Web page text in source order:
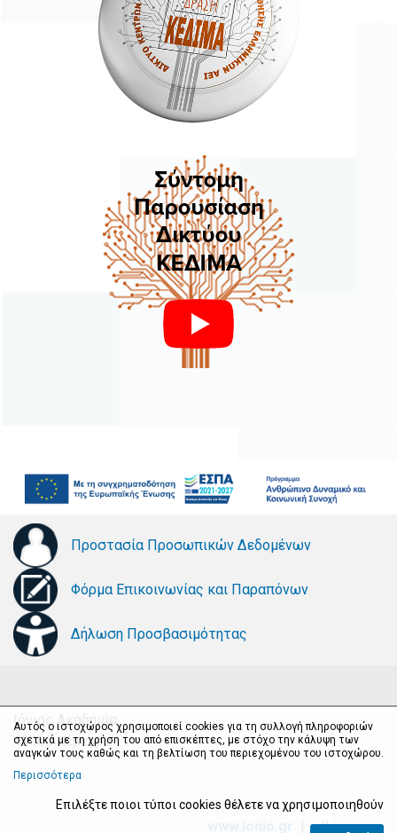
Προστασία Προσωπικών Δεδομένων
Φόρμα Επικοινωνίας και Παραπόνων
Δήλωση Προσβασιμότητας
Ιόνιος Ακαδημία
49100 Κέρκυρα
|ctl.ionio.gr
Αυτός ο ιστοχώρος χρησιμοποιεί cookies για τη συλλογή πληροφοριών
σχετικά με τη χρήση του από επισκέπτες, με στόχο την κάλυψη των
αναγκών τους καθώς και τη βελτίωση του περιεχομένου του ιστοχώρου.
Περισσότερα
Επιλέξτε ποιοι τύποι cookies θέλετε να χρησιμοποιηθούν